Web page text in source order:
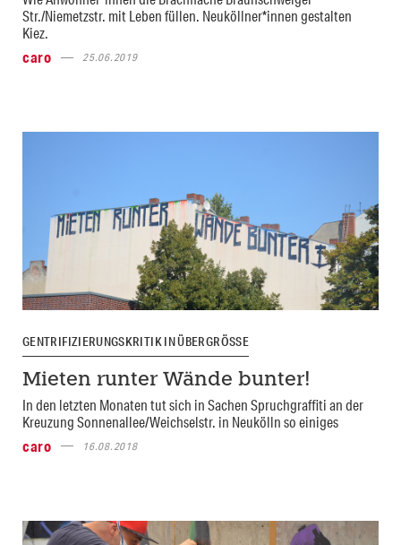
Str./Niemetzstr. mit Leben füllen. Neuköllner*innen gestalten
Kiez.
caro
25.06.2019
GENTRIFIZIERUNGSKRITIK IN ÜBERGRÖSSE
Mieten runter Wände bunter!
In den letzten Monaten tut sich in Sachen Spruchgraffiti an der
Kreuzung Sonnenallee/Weichselstr. in Neukölln so einiges
caro
16.08.2018